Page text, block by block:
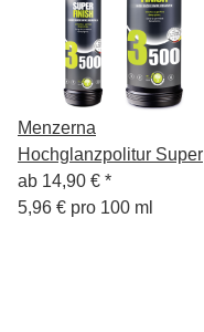
Menzerna
Hochglanzpolitur Super
Finish 3500, 250 ml
ab 14,90 € *
5,96 € pro 100 ml